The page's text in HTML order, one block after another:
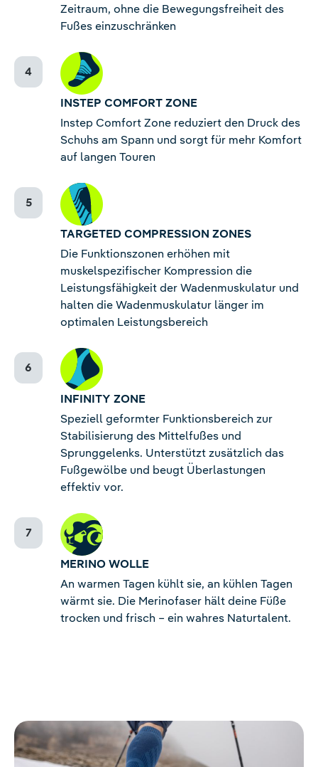
Zeitraum, ohne die Bewegungsfreiheit des
Fußes einzuschränken
INSTEP COMFORT ZONE
Instep Comfort Zone reduziert den Druck des
Schuhs am Spann und sorgt für mehr Komfort
auf langen Touren
TARGETED COMPRESSION ZONES
Die Funktionszonen erhöhen mit
muskelspezifischer Kompression die
Leistungsfähigkeit der Wadenmuskulatur und
halten die Wadenmuskulatur länger im
optimalen Leistungsbereich
INFINITY ZONE
Speziell geformter Funktionsbereich zur
Stabilisierung des Mittelfußes und
Sprunggelenks. Unterstützt zusätzlich das
Fußgewölbe und beugt Überlastungen
effektiv vor.
MERINO WOLLE
An warmen Tagen kühlt sie, an kühlen Tagen
wärmt sie. Die Merinofaser hält deine Füße
trocken und frisch – ein wahres Naturtalent.